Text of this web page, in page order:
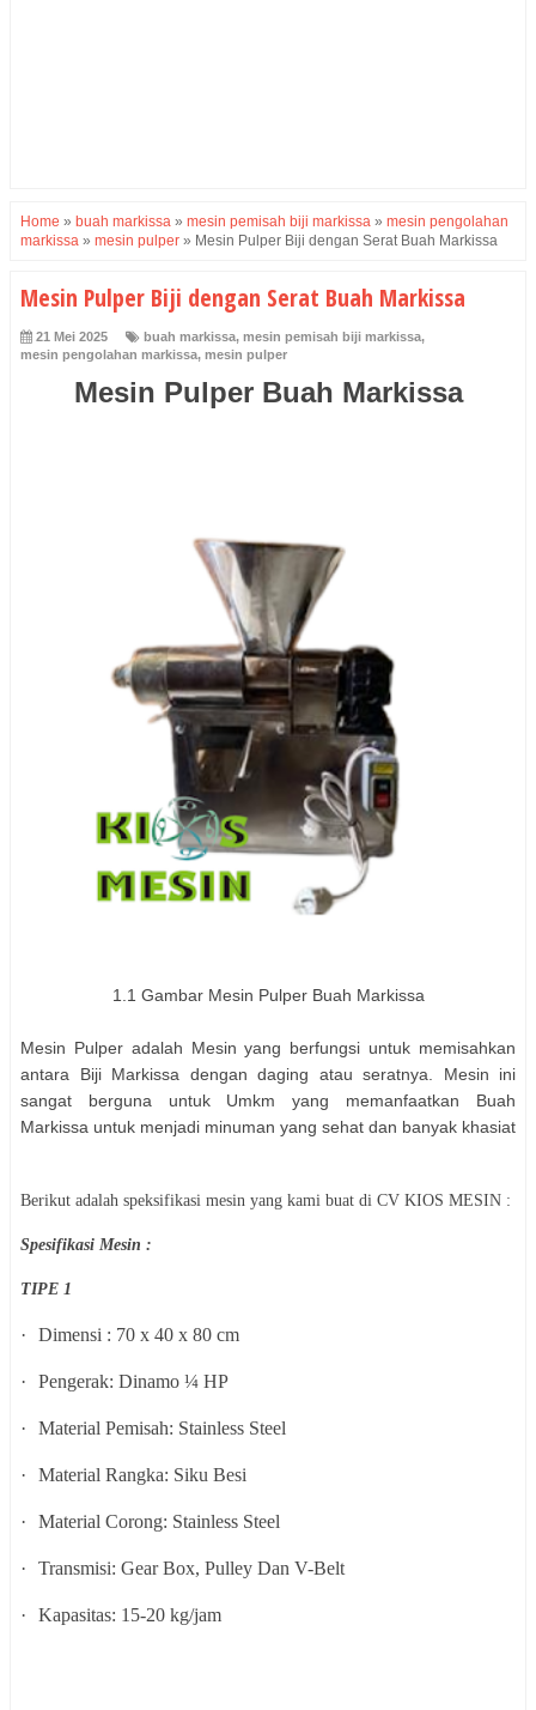
Home » buah markissa » mesin pemisah biji markissa » mesin pengolahan
markissa » mesin pulper » Mesin Pulper Biji dengan Serat Buah Markissa
Mesin Pulper Biji dengan Serat Buah Markissa
21 Mei 2025 buah markissa, mesin pemisah biji markissa,
mesin pengolahan markissa, mesin pulper
Mesin Pulper Buah Markissa
1.1 Gambar Mesin Pulper Buah Markissa
Mesin Pulper adalah Mesin yang berfungsi untuk memisahkan
antara Biji Markissa dengan daging atau seratnya. Mesin ini
sangat berguna untuk Umkm yang memanfaatkan Buah
Markissa untuk menjadi minuman yang sehat dan banyak khasiat
Berikut adalah speksifikasi mesin yang kami buat di CV KIOS MESIN :
Spesifikasi Mesin :
TIPE 1
· Dimensi : 70 x 40 x 80 cm
· Pengerak: Dinamo ¼ HP
· Material Pemisah: Stainless Steel
· Material Rangka: Siku Besi
· Material Corong: Stainless Steel
· Transmisi: Gear Box, Pulley Dan V-Belt
· Kapasitas: 15-20 kg/jam